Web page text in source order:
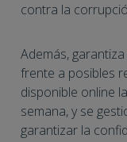
contra la
Además,
frente a posibles
disponible online
semana, y se
garantizar la